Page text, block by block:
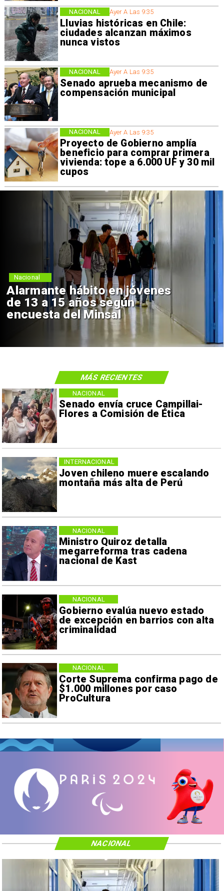
Ayer A Las 9:35
Lluvias históricas en Chile:
ciudades alcanzan máximos
nunca vistos
NACIONAL
Ayer A Las 9:35
Senado aprueba mecanismo de
compensación municipal
NACIONAL
Ayer A Las 9:35
Proyecto de Gobierno amplía
beneficio para comprar primera
vivienda: tope a 6.000 UF y 30 mil
cupos
NACIONAL
Alarmante hábito en jóvenes
de 13 a 15 años según
encuesta del Minsal
Nacional
Senado envía cruce Campillai-
Flores a Comisión de Ética
NACIONAL
Joven chileno muere escalando
montaña más alta de Perú
INTERNACIONAL
Ministro Quiroz detalla
megarreforma tras cadena
nacional de Kast
NACIONAL
Gobierno evalúa nuevo estado
de excepción en barrios con alta
criminalidad
NACIONAL
Corte Suprema confirma pago de
$1.000 millones por caso
ProCultura
NACIONAL
MÁS RECIENTES
NACIONAL